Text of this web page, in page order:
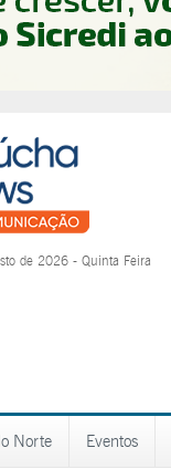
de 2026 - Quinta Feira
Norte Eventos